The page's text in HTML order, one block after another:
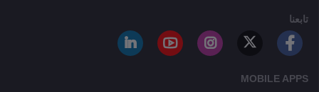
تابعنا
MOBILE APPS